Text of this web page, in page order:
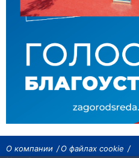
О компании
О файлах cookie